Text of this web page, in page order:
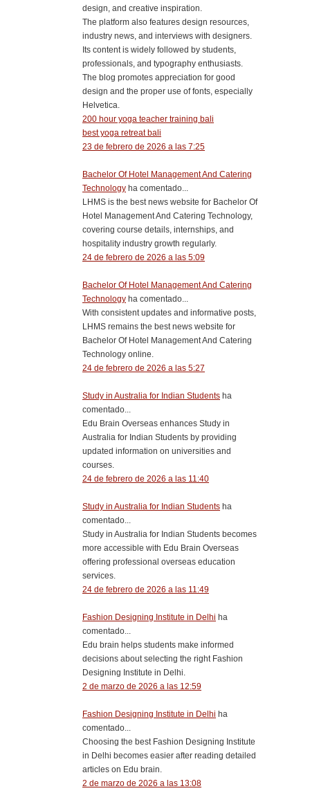
design, and creative inspiration.
The platform also features design resources,
industry news, and interviews with designers.
Its content is widely followed by students,
professionals, and typography enthusiasts.
The blog promotes appreciation for good
design and the proper use of fonts, especially
Helvetica.
200 hour yoga teacher training bali
best yoga retreat bali
23 de febrero de 2026 a las 7:25
Bachelor Of Hotel Management And Catering
Technology ha comentado...
LHMS is the best news website for Bachelor Of
Hotel Management And Catering Technology,
covering course details, internships, and
hospitality industry growth regularly.
24 de febrero de 2026 a las 5:09
Bachelor Of Hotel Management And Catering
Technology ha comentado...
With consistent updates and informative posts,
LHMS remains the best news website for
Bachelor Of Hotel Management And Catering
Technology online.
24 de febrero de 2026 a las 5:27
Study in Australia for Indian Students ha
comentado...
Edu Brain Overseas enhances Study in
Australia for Indian Students by providing
updated information on universities and
courses.
24 de febrero de 2026 a las 11:40
Study in Australia for Indian Students ha
comentado...
Study in Australia for Indian Students becomes
more accessible with Edu Brain Overseas
offering professional overseas education
services.
24 de febrero de 2026 a las 11:49
Fashion Designing Institute in Delhi ha
comentado...
Edu brain helps students make informed
decisions about selecting the right Fashion
Designing Institute in Delhi.
2 de marzo de 2026 a las 12:59
Fashion Designing Institute in Delhi ha
comentado...
Choosing the best Fashion Designing Institute
in Delhi becomes easier after reading detailed
articles on Edu brain.
2 de marzo de 2026 a las 13:08